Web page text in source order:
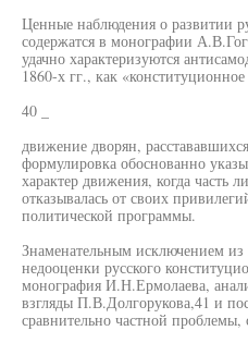
Ценные наблюдения о развитии
содержатся в монографии
удачно характеризуются
1860-х гг., как «конституционное
40 _
движение дворян,
формулировка обоснованно
характер движения, когда часть
отказывалась от своих
политической программы.
Знаменательным исключением
недооценки русского
монография И.Н.Ермолаева,
взгляды П.В.Долгорукова,41 и
сравнительно частной